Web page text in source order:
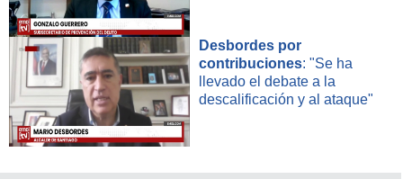
Desbordes por
contribuciones: "Se ha
llevado el debate a la
descalificación y al ataque"